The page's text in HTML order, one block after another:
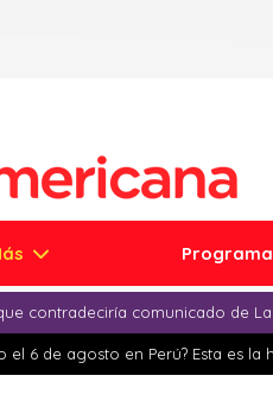
contradeciría comunicado de La
el 6 de agosto en Perú? Esta es la